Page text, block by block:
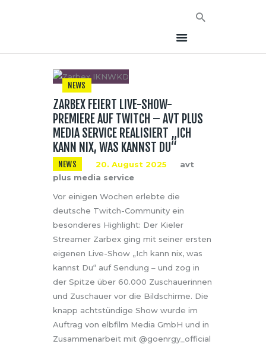
HOME
NEWS
AVT EVENTS
ÜBER AVT
KONTAKT
NEWS
ZARBEX FEIERT LIVE-SHOW-
PREMIERE AUF TWITCH – AVT PLUS
MEDIA SERVICE REALISIERT „ICH
KANN NIX, WAS KANNST DU“
NEWS 20. August 2025
avt
plus media service
Vor einigen Wochen erlebte die
deutsche Twitch-Community ein
besonderes Highlight: Der Kieler
Streamer Zarbex ging mit seiner ersten
eigenen Live-Show „Ich kann nix, was
kannst Du“ auf Sendung – und zog in
der Spitze über 60.000 Zuschauerinnen
und Zuschauer vor die Bildschirme. Die
knapp achtstündige Show wurde im
Auftrag von elbfilm Media GmbH und in
Zusammenarbeit mit @goenrgy_official